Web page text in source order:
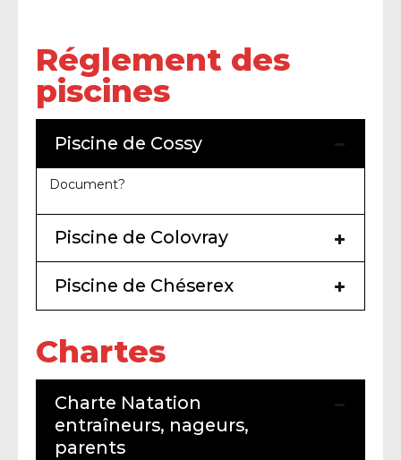
Réglement des
piscines
Piscine de Cossy
Document?
Piscine de Colovray
Piscine de Chéserex
Chartes
Charte Natation
entraîneurs, nageurs,
parents